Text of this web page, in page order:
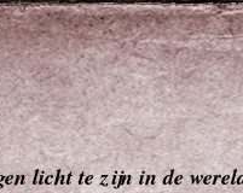
licht te zijn in de